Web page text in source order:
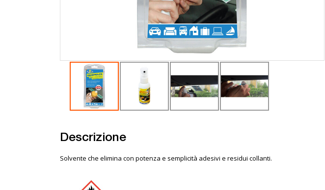
Descrizione
Solvente che elimina con potenza e semplicità adesivi e residui collanti.